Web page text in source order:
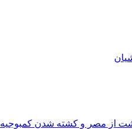
از مصر و کشته شدن کمبوجیه